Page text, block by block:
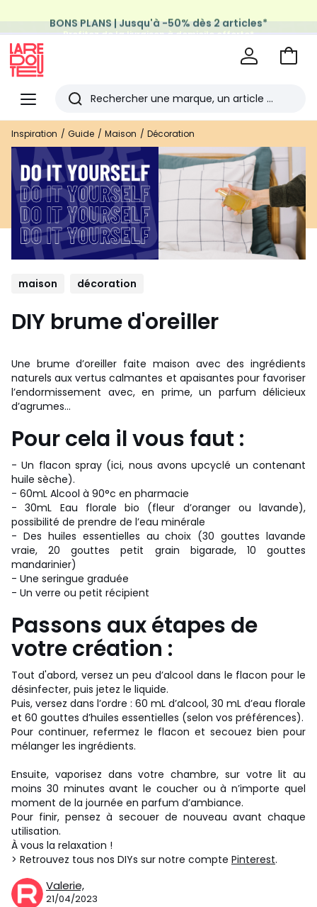
Profitez de la livraison à domicile offerte*
sur tous vos achats Mode & Maison
Menu
Redoute
Rechercher
Les
derniers
articles
consultés
Aller
Inspiration Guide Maison Décoration
maison décoration
DIY brume d'oreiller
Une brume d’oreiller faite maison avec des ingrédients
naturels aux vertus calmantes et apaisantes pour favoriser
l’endormissement avec, en prime, un parfum délicieux
d’agrumes…
Pour cela il vous faut :
- Un flacon spray (ici, nous avons upcyclé un contenant
huile sèche).
- 60mL Alcool à 90°c en pharmacie
- 30mL Eau florale bio (fleur d’oranger ou lavande),
possibilité de prendre de l’eau minérale
- Des huiles essentielles au choix (30 gouttes lavande
vraie, 20 gouttes petit grain bigarade, 10 gouttes
mandarinier)
- Une seringue graduée
- Un verre ou petit récipient
Passons aux étapes de
votre création :
Tout d'abord, versez un peu d’alcool dans le flacon pour le
désinfecter, puis jetez le liquide.
Puis, versez dans l’ordre : 60 mL d’alcool, 30 mL d’eau florale
et 60 gouttes d’huiles essentielles (selon vos préférences).
Pour continuer, refermez le flacon et secouez bien pour
mélanger les ingrédients.
Ensuite, vaporisez dans votre chambre, sur votre lit au
moins 30 minutes avant le coucher ou à n’importe quel
moment de la journée en parfum d’ambiance.
Pour finir, pensez à secouer de nouveau avant chaque
utilisation.
À vous la relaxation !
> Retrouvez tous nos DIYs sur notre compte Pinterest.
Valerie,
21/04/2023